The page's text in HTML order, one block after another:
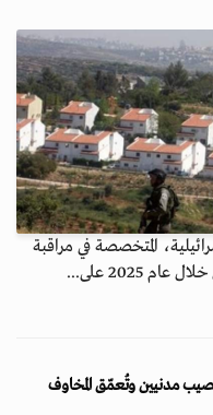
المتخصصة في مراقبة
2025 على...
تُصيب مدنيين وتُعمّق المخاوف